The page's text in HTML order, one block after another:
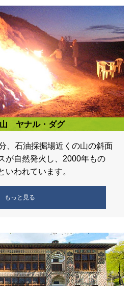
ヤナル・ダグ
、石油採掘場近くの山の斜面
が自然発火し、2000年もの
いわれています。
もっと見る